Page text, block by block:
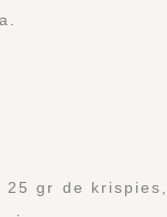
gr de krispies,